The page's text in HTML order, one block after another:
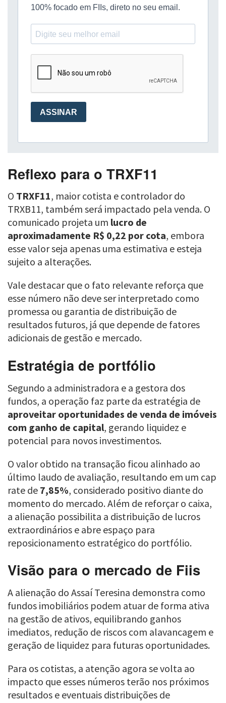
Reflexo para o TRXF11
O TRXF11, maior cotista e controlador do
TRXB11, também será impactado pela venda. O
comunicado projeta um lucro de
aproximadamente R$ 0,22 por cota, embora
esse valor seja apenas uma estimativa e esteja
sujeito a alterações.
Vale destacar que o fato relevante reforça que
esse número não deve ser interpretado como
promessa ou garantia de distribuição de
resultados futuros, já que depende de fatores
adicionais de gestão e mercado.
Estratégia de portfólio
Segundo a administradora e a gestora dos
fundos, a operação faz parte da estratégia de
aproveitar oportunidades de venda de imóveis
com ganho de capital, gerando liquidez e
potencial para novos investimentos.
O valor obtido na transação ficou alinhado ao
último laudo de avaliação, resultando em um cap
rate de 7,85%, considerado positivo diante do
momento do mercado. Além de reforçar o caixa,
a alienação possibilita a distribuição de lucros
extraordinários e abre espaço para
reposicionamento estratégico do portfólio.
Visão para o mercado de Fiis
A alienação do Assaí Teresina demonstra como
fundos imobiliários podem atuar de forma ativa
na gestão de ativos, equilibrando ganhos
imediatos, redução de riscos com alavancagem e
geração de liquidez para futuras oportunidades.
Para os cotistas, a atenção agora se volta ao
impacto que esses números terão nos próximos
resultados e eventuais distribuições de